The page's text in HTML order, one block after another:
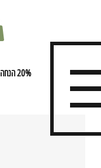
20% הנחה - קוד קופון: MC2